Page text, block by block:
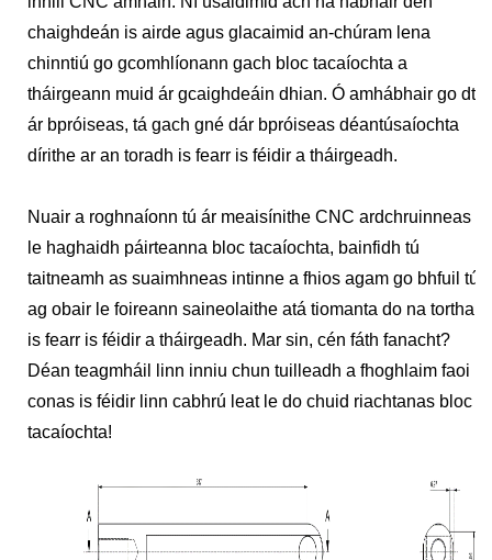
chaighdeán is airde agus glacaimid an-chúram lena
chinntiú go gcomhlíonann gach bloc tacaíochta a
tháirgeann muid ár gcaighdeáin dhian. Ó amhábhair go dtí
ár bpróiseas, tá gach gné dár bpróiseas déantúsaíochta
dírithe ar an toradh is fearr is féidir a tháirgeadh.
Nuair a roghnaíonn tú ár meaisínithe CNC ardchruinneas
le haghaidh páirteanna bloc tacaíochta, bainfidh tú
taitneamh as suaimhneas intinne a fhios agam go bhfuil tú
ag obair le foireann saineolaithe atá tiomanta do na torthaí
is fearr is féidir a tháirgeadh. Mar sin, cén fáth fanacht?
Déan teagmháil linn inniu chun tuilleadh a fhoghlaim faoi
conas is féidir linn cabhrú leat le do chuid riachtanas bloc
tacaíochta!